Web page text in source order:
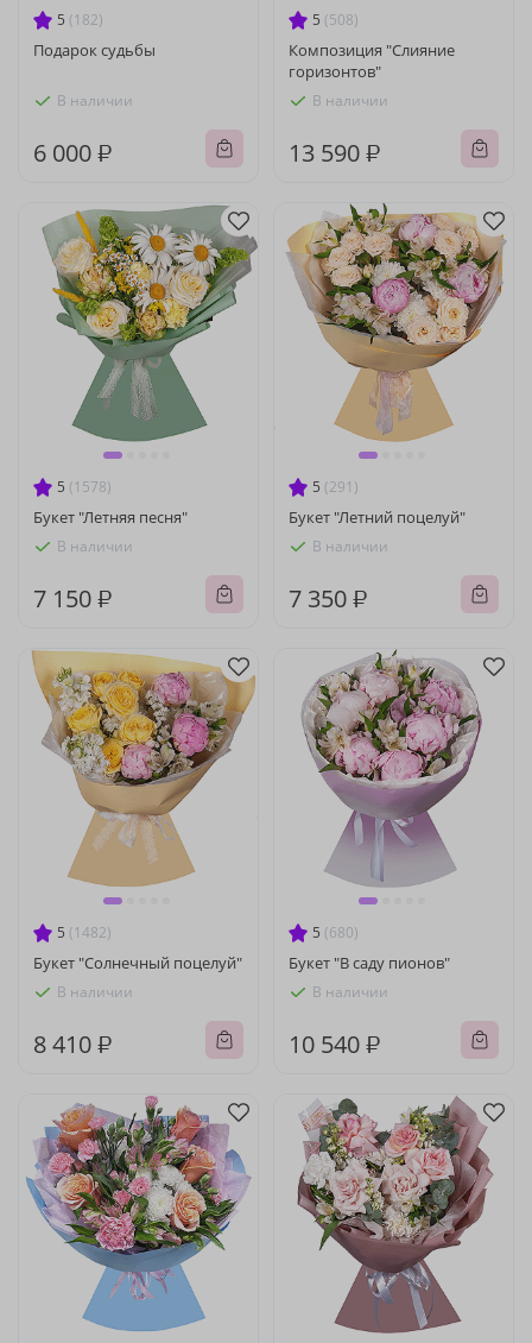
5 (182)
Подарок судьбы
В наличии
6 000 ₽
5 (508)
Композиция "Слияние
горизонтов"
В наличии
13 590 ₽
5 (1578)
Букет "Летняя песня"
В наличии
7 150 ₽
5 (291)
Букет "Летний поцелуй"
В наличии
7 350 ₽
5 (1482)
Букет "Солнечный поцелуй"
В наличии
8 410 ₽
5 (680)
Букет "В саду пионов"
В наличии
10 540 ₽